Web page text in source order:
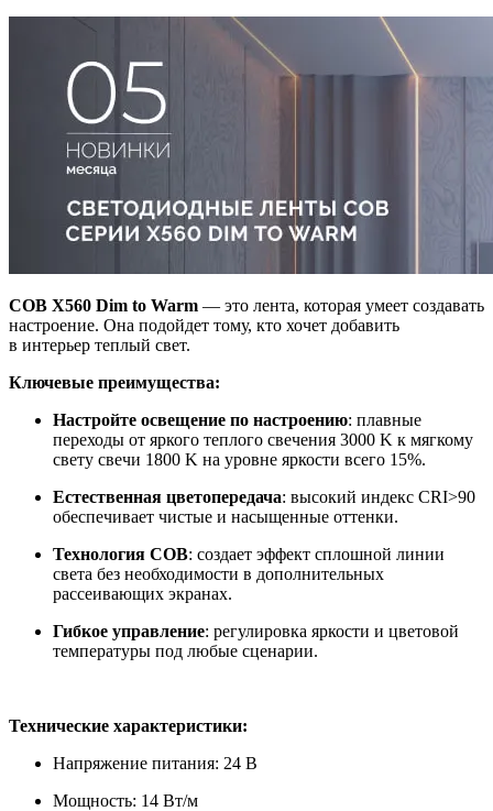
COB X560 Dim to Warm — это лента, которая умеет создавать
настроение. Она подойдет тому, кто хочет добавить
в интерьер теплый свет.
Ключевые преимущества:
Настройте освещение по настроению: плавные
переходы от яркого теплого свечения 3000 K к мягкому
свету свечи 1800 K на уровне яркости всего 15%.
Естественная цветопередача: высокий индекс CRI>90
обеспечивает чистые и насыщенные оттенки.
Технология COB: создает эффект сплошной линии
света без необходимости в дополнительных
рассеивающих экранах.
Гибкое управление: регулировка яркости и цветовой
температуры под любые сценарии.
Технические характеристики:
Напряжение питания: 24 В
Мощность: 14 Вт/м